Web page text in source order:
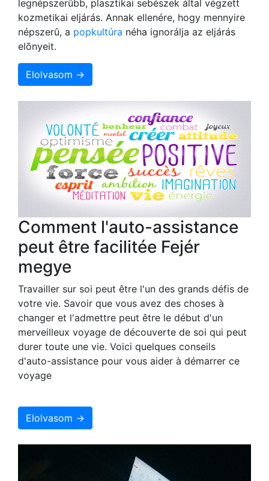
legnépszerûbb, plasztikai sebészek által végzett
kozmetikai eljárás. Annak ellenére, hogy mennyire
népszerû, a popkultúra néha ignorálja az eljárás
elõnyeit.
Elolvasom →
Comment l'auto-assistance
peut être facilitée Fejér
megye
Travailler sur soi peut être l'un des grands défis de
votre vie. Savoir que vous avez des choses à
changer et l'admettre peut être le début d'un
merveilleux voyage de découverte de soi qui peut
durer toute une vie. Voici quelques conseils
d'auto-assistance pour vous aider à démarrer ce
voyage
Elolvasom →